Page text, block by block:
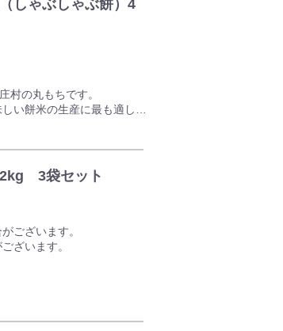
ットでお届けいたします！
ときにお餅が楽しめます♪
しゃぶしゃぶ餅）4
村の丸もちです。
い餅米の生産に最も適した
やうどんにも合う手軽なお
トでお届けいたします！
2kg 3袋セット
ございます。
ざいます。
す。